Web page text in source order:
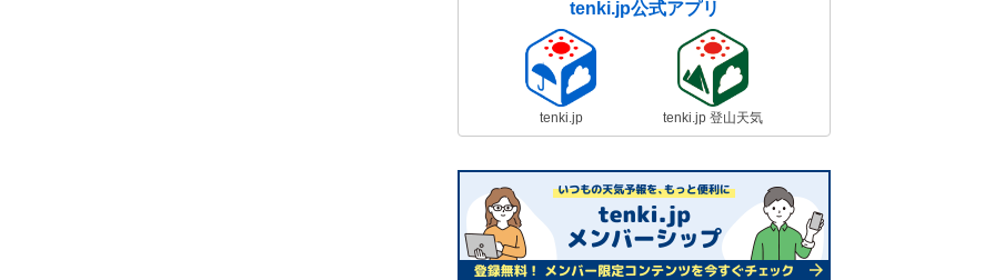
tenki.jp公式アプリ
tenki.jp tenki.jp 登山天気